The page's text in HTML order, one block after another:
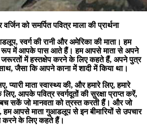
को समर्पित पवित्र माला की प्रार्थना
स्वर्ग की रानी और अमेरिका की माता। हम
में आपके पास आते हैं। हम आपसे माता से अपने
जरूरतों में हस्तक्षेप करने के लिए कहते हैं, अपने पुत्र
जैसा कि आपने काना में शादी में किया था।
प्यारी माता स्वास्थ्य की, और हमारे लिए, हमारे
लिए, आपके पवित्र स्वर्गदूतों की सुरक्षा प्राप्त करें,
बच सकें जो मानवता को त्रस्त करती हैं। और जो
आपसे माता गुआडलूप से इन बीमारियों से उपचार
करने के लिए कहते हैं।